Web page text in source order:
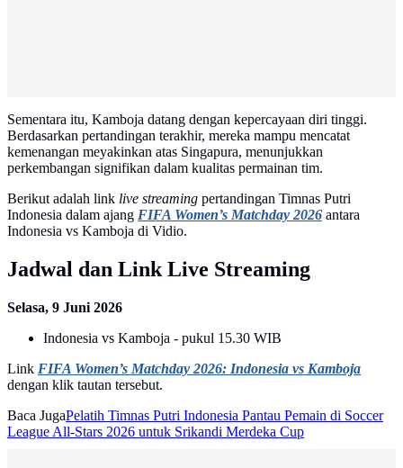
Sementara itu, Kamboja datang dengan kepercayaan diri tinggi.
Berdasarkan pertandingan terakhir, mereka mampu mencatat
kemenangan meyakinkan atas Singapura, menunjukkan
perkembangan signifikan dalam kualitas permainan tim.
Berikut adalah link live streaming pertandingan Timnas Putri
Indonesia dalam ajang FIFA Women’s Matchday 2026 antara
Indonesia vs Kamboja di Vidio.
Jadwal dan Link Live Streaming
Selasa, 9 Juni 2026
Indonesia vs Kamboja - pukul 15.30 WIB
Link FIFA Women’s Matchday 2026: Indonesia vs Kamboja
dengan klik tautan tersebut.
Baca JugaPelatih Timnas Putri Indonesia Pantau Pemain di Soccer
League All-Stars 2026 untuk Srikandi Merdeka Cup